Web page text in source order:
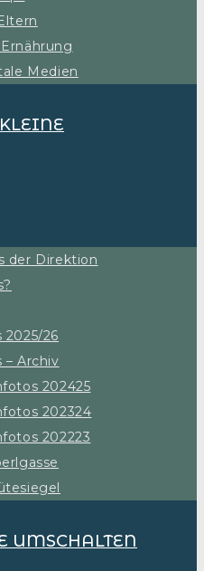
Medien
der Direktion
2025/26
– Archiv
202425
202324
202223
UMSCHALTEN